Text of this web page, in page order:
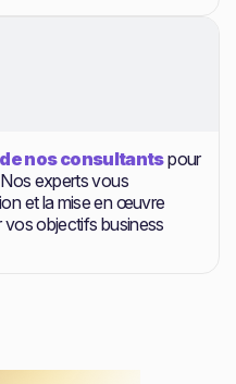
nos consultantspour
experts vous
et la mise en œuvre
vos objectifs business